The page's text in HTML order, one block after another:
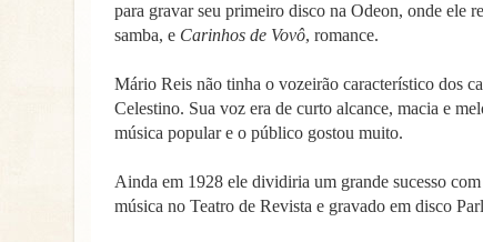
para gravar seu primeiro disco na Odeon, onde ele
samba, e Carinhos de Vovô, romance.
Mário Reis não tinha o vozeirão característico dos
Celestino. Sua voz era de curto alcance, macia e
música popular e o público gostou muito.
Ainda em 1928 ele dividiria um grande sucesso
música no Teatro de Revista e gravado em disco